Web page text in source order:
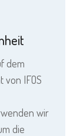
dem
von IFOS
wir
die